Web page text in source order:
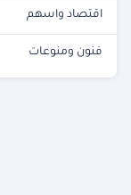
اقتصاد واسهم
فنون ومنوعات